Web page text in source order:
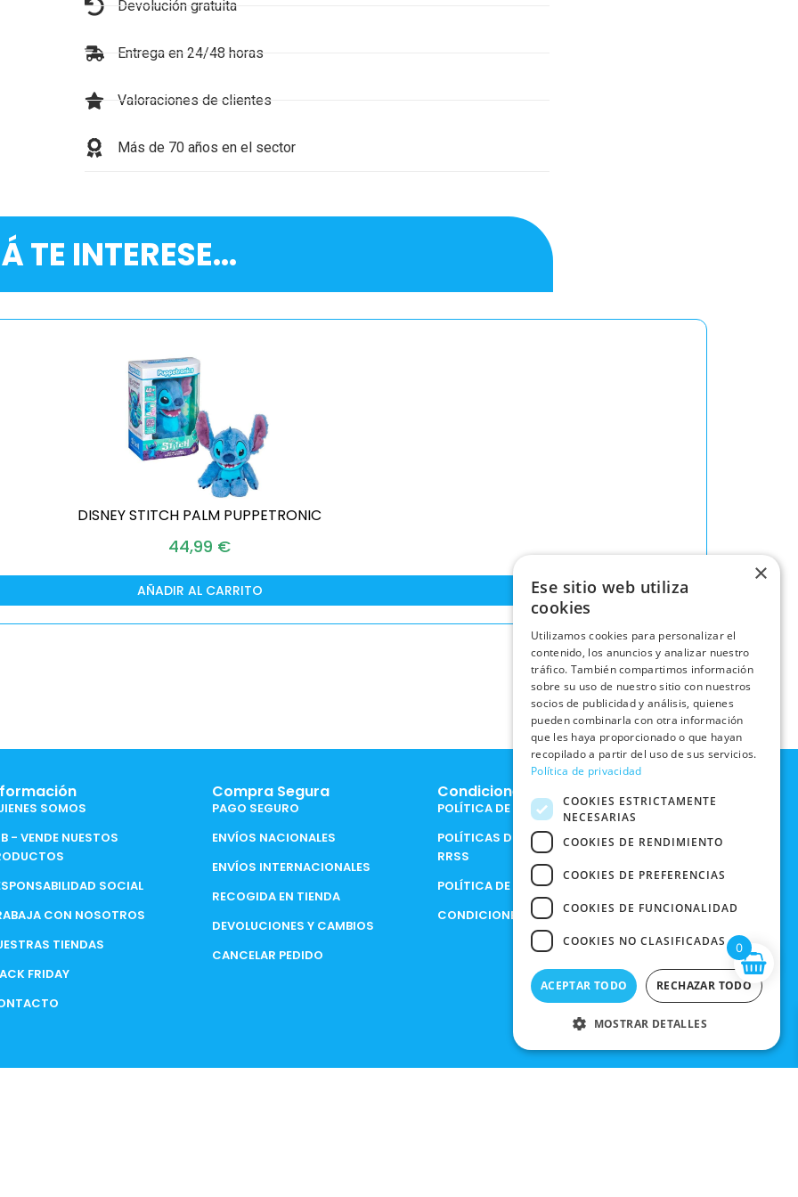
Devolución gratuita
Entrega en 24/48 horas
Valoraciones de clientes
Más de 70 años en el sector
TE INTERESE...
DISNEY STITCH PALM PUPPETRONIC
44,99 €
AÑADIR AL CARRITO
SOMOS
- VENDE NUESTOS
SOCIAL
CON NOSOTROS
TIENDAS
FRIDAY
Compra Segura
PAGO SEGURO
ENVÍOS NACIONALES
ENVÍOS INTERNACIONALES
RECOGIDA EN TIENDA
DEVOLUCIONES Y CAMBIOS
CANCELAR PEDIDO
Condiciones Legales
POLÍTICA DE COOKIES
POLÍTICAS DE PRIVACIDAD EN
RRSS
POLÍTICA DE PRIVACIDAD
CONDICIONES DE COMPRA
0
×
Ese sitio web utiliza
cookies
Utilizamos cookies para personalizar el
contenido, los anuncios y analizar nuestro
tráfico. También compartimos información
sobre su uso de nuestro sitio con nuestros
socios de publicidad y análisis, quienes
pueden combinarla con otra información
que les haya proporcionado o que hayan
recopilado a partir del uso de sus servicios.
Política de privacidad
COOKIES ESTRICTAMENTE
NECESARIAS
COOKIES DE RENDIMIENTO
COOKIES DE PREFERENCIAS
COOKIES DE FUNCIONALIDAD
COOKIES NO CLASIFICADAS
ACEPTAR TODO RECHAZAR TODO
MOSTRAR DETALLES